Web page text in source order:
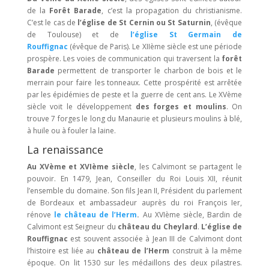
de la Forêt Barade, c’est la propagation du christianisme.
C’est le cas de l’église de St Cernin ou St Saturnin, (évêque
de Toulouse) et de
l’église St Germain de
Rouffignac (évêque de Paris). Le XIIème siècle est une période
prospère. Les voies de communication qui traversent la forêt
Barade permettent de transporter le charbon de bois et le
merrain pour faire les tonneaux. Cette prospérité est arrêtée
par les épidémies de peste et la guerre de cent ans. Le XVème
siècle voit le développement des forges et moulins. On
trouve 7 forges le long du Manaurie et plusieurs moulins à blé,
à huile ou à fouler la laine.
La renaissance
Au XVème et XVIème siècle, les Calvimont se partagent le
pouvoir. En 1479, Jean, Conseiller du Roi Louis XII, réunit
l’ensemble du domaine. Son fils Jean II, Président du parlement
de Bordeaux et ambassadeur auprès du roi François Ier,
rénove le château de l’Herm. Au XVIème siècle, Bardin de
Calvimont est Seigneur du château du Cheylard. L’église de
Rouffignac est souvent associée à Jean III de Calvimont dont
l’histoire est liée au château de l’Herm construit à la même
époque. On lit 1530 sur les médaillons des deux pilastres.